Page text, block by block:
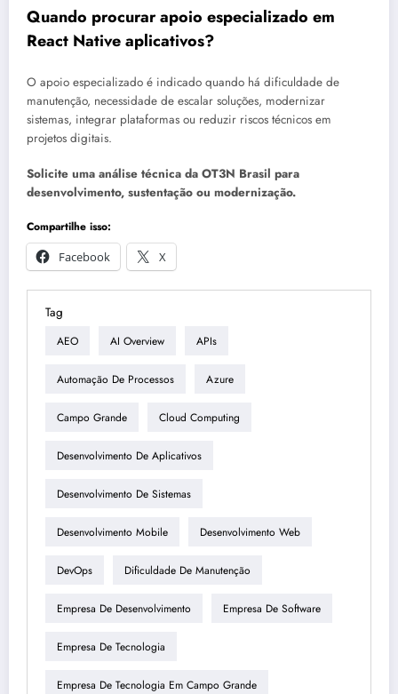
Quando procurar apoio especializado em
React Native aplicativos?
O apoio especializado é indicado quando há dificuldade de
manutenção, necessidade de escalar soluções, modernizar
sistemas, integrar plataformas ou reduzir riscos técnicos em
projetos digitais.
Solicite uma análise técnica da OT3N Brasil para
desenvolvimento, sustentação ou modernização.
Compartilhe isso:
Facebook
X
Tag
AEO AI Overview APIs
Automação De Processos Azure
Campo Grande Cloud Computing
Desenvolvimento De Aplicativos
Desenvolvimento De Sistemas
Desenvolvimento Mobile Desenvolvimento Web
DevOps Dificuldade De Manutenção
Empresa De Desenvolvimento Empresa De Software
Empresa De Tecnologia
Empresa De Tecnologia Em Campo Grande